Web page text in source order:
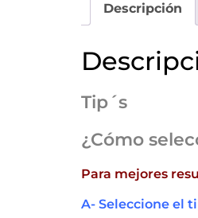
Descripción
Tip´s
¿Cómo
Para mejores
A- Seleccione el